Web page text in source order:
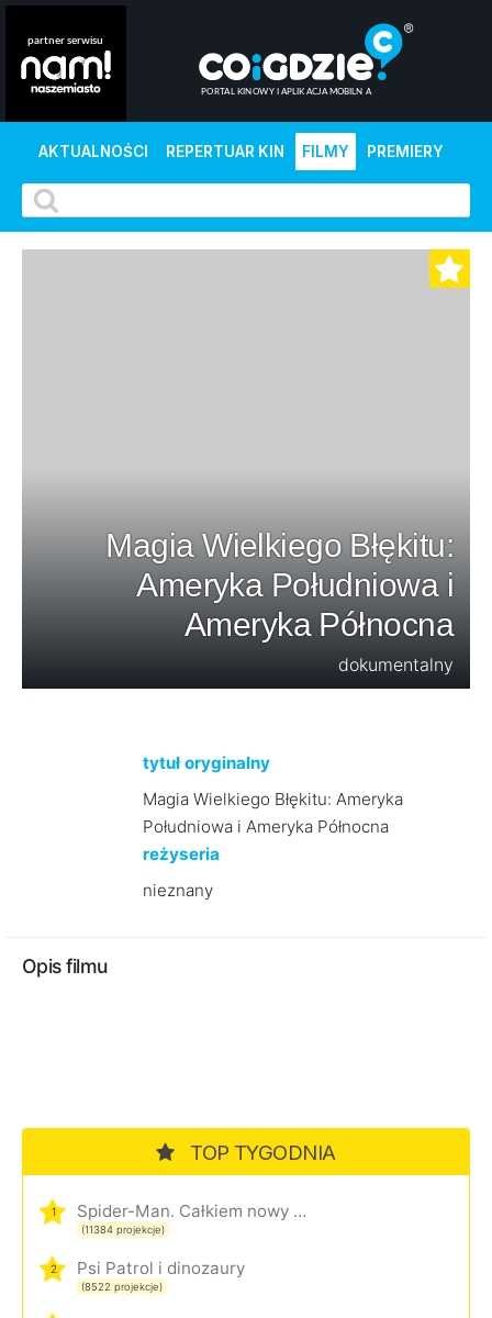
AKTUALNOŚCI REPERTUAR KIN FILMY PREMIERY
Magia Wielkiego Błękitu:
Ameryka Południowa i
Ameryka Północna
dokumentalny
tytuł oryginalny
Magia Wielkiego Błękitu: Ameryka
Południowa i Ameryka Północna
reżyseria
nieznany
Opis filmu
TOP TYGODNIA
1 Spider-Man. Całkiem nowy dzień
(11384 projekcje)
2 Psi Patrol i dinozaury
(8522 projekcje)